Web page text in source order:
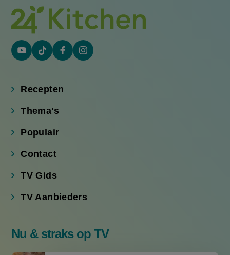
YouTube
link)
Tiktok
link)
Facebook
link)
Instagram
Recepten
Thema's
Populair
Contact
TV Gids
TV Aanbieders
Nu & straks op TV